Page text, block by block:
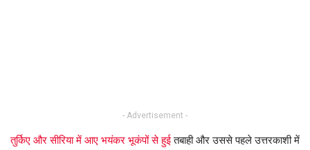
- Advertisement -
तुर्किए और सीरिया में आए भयंकर भूकंपों से हुईतबाही और उससे पहले उत्तरकाशी में